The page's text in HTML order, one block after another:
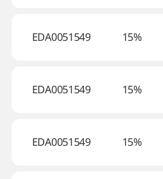
EDA0051549 15%
EDA0051549 15%
EDA0051549 15%